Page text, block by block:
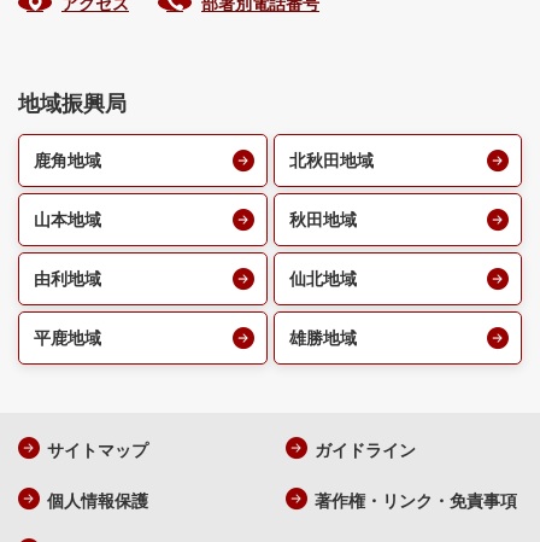
地域振興局
鹿角地域 北秋田地域
山本地域 秋田地域
由利地域 仙北地域
平鹿地域 雄勝地域
サイトマップ ガイドライン
個人情報保護 著作権・リンク・免責事項